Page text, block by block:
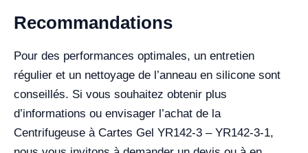
Recommandations
Pour des performances optimales, un entretien
régulier et un nettoyage de l’anneau en silicone sont
conseillés. Si vous souhaitez obtenir plus
d’informations ou envisager l’achat de la
Centrifugeuse à Cartes Gel YR142-3 – YR142-3-1,